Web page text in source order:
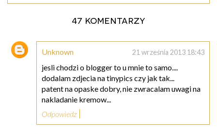
47 komentarzy
Unknown 21 września 2013 18:43
jesli chodzi o blogger to u mnie to samo....
dodalam zdjecia na tinypics czy jak tak...
patent na opaske dobry, nie zwracalam uwagi na
nakladanie kremow...
Odpowiedz